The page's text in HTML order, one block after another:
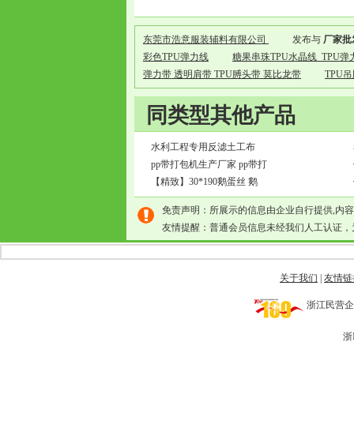
东莞市浩意服装辅料有限公司 发布与 厂家
彩色TPU弹力线
糖果串珠TPU水晶线_TPU弹
弹力带 透明肩带 TPU膊头带 莫比龙带
TPU
同类型其他产品
水利工程专用反滤土工布
pp带打包机生产厂家 pp带打
【精致】30*190鹅蛋丝 鹅
免责声明：所展示的信息由企业自行提供,内
友情提醒：普通会员信息未经我们人工认证
关于我们 友情
浙江民营
浙